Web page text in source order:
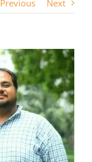
Previous Next